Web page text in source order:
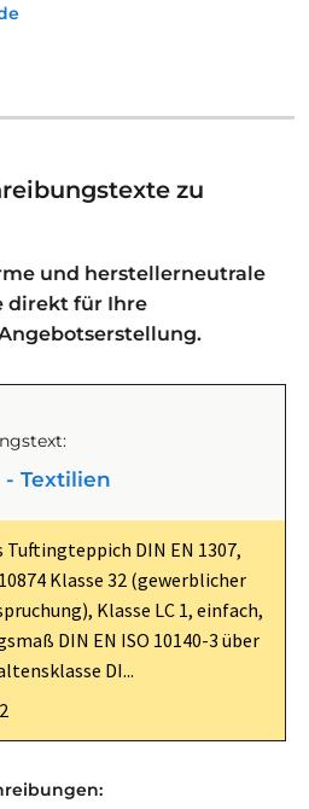
zu
und herstellerneutrale
direkt für Ihre
Textilien
DIN EN 1307,
Klasse 32 (gewerblicher
Klasse LC 1, einfach,
DIN EN ISO 10140-3 über
DI...